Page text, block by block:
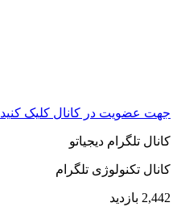
جهت عضویت در کانال کلیک کنید
کانال تلگرام دیجیاتو
کانال تکنولوژی تلگرام
2,442 بازدید